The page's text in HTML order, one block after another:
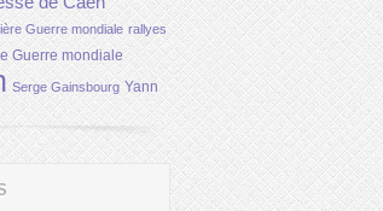
Guerre mondiale rallyes
Guerre mondiale
Serge Gainsbourg Yann